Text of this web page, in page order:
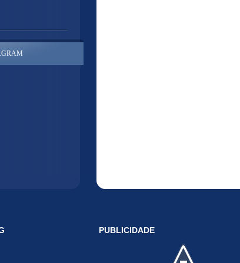
PUBLICIDADE